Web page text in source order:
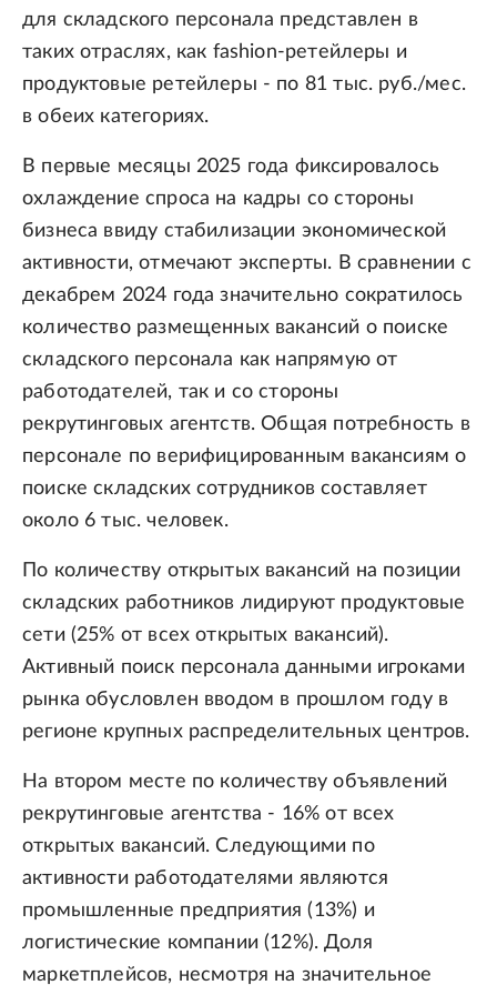
для складского персонала представлен в
таких отраслях, как fashion-ретейлеры и
продуктовые ретейлеры - по 81 тыс. руб./мес.
в обеих категориях.
В первые месяцы 2025 года фиксировалось
охлаждение спроса на кадры со стороны
бизнеса ввиду стабилизации экономической
активности, отмечают эксперты. В сравнении с
декабрем 2024 года значительно сократилось
количество размещенных вакансий о поиске
складского персонала как напрямую от
работодателей, так и со стороны
рекрутинговых агентств. Общая потребность в
персонале по верифицированным вакансиям о
поиске складских сотрудников составляет
около 6 тыс. человек.
По количеству открытых вакансий на позиции
складских работников лидируют продуктовые
сети (25% от всех открытых вакансий).
Активный поиск персонала данными игроками
рынка обусловлен вводом в прошлом году в
регионе крупных распределительных центров.
На втором месте по количеству объявлений
рекрутинговые агентства - 16% от всех
открытых вакансий. Следующими по
активности работодателями являются
промышленные предприятия (13%) и
логистические компании (12%). Доля
маркетплейсов, несмотря на значительное